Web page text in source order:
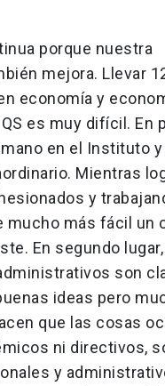
porque nuestra
mejora. Llevar
economía y
es muy difícil. En
en el Instituto y
Mientras
y
mucho más fácil un
En segundo
son
ideas pero
que las cosas
ni directivos,
y